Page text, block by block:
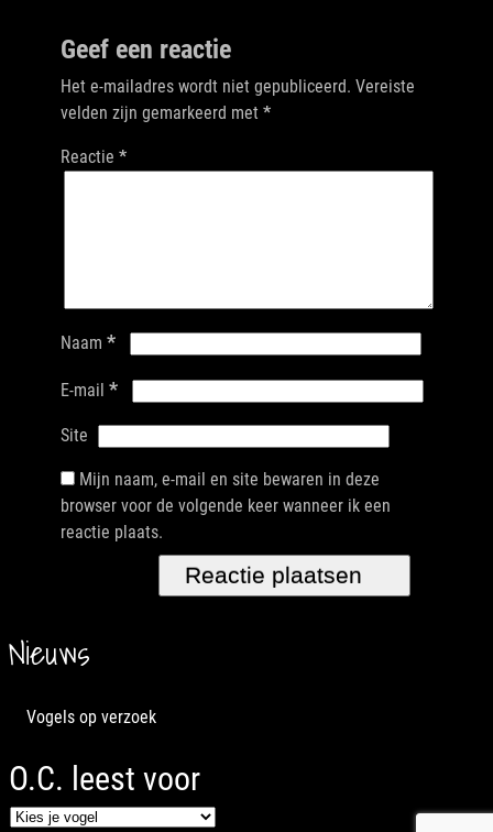
Geef een reactie
Het e-mailadres wordt niet gepubliceerd. Vereiste
velden zijn gemarkeerd met *
Reactie *
Naam *
E-mail *
Site
Mijn naam, e-mail en site bewaren in deze
browser voor de volgende keer wanneer ik een
reactie plaats.
Nieuws
Vogels op verzoek
O.C. leest voor